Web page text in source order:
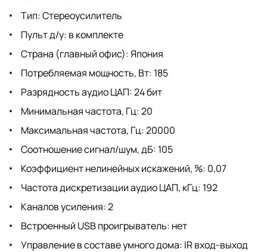
Тип: Стереоусилитель
Пульт д/у: в комплекте
Страна (главный офис): Япония
Потребляемая мощность, Вт: 185
Разрядность аудио ЦАП: 24 бит
Минимальная частота, Гц: 20
Максимальная частота, Гц: 20000
Соотношение сигнал/шум, дБ: 105
Коэффициент нелинейных искажений, %: 0,07
Частота дискретизации аудио ЦАП, кГц: 192
Каналов усиления: 2
Встроенный USB проигрыватель: нет
Управление в составе умного дома: IR вход-выход